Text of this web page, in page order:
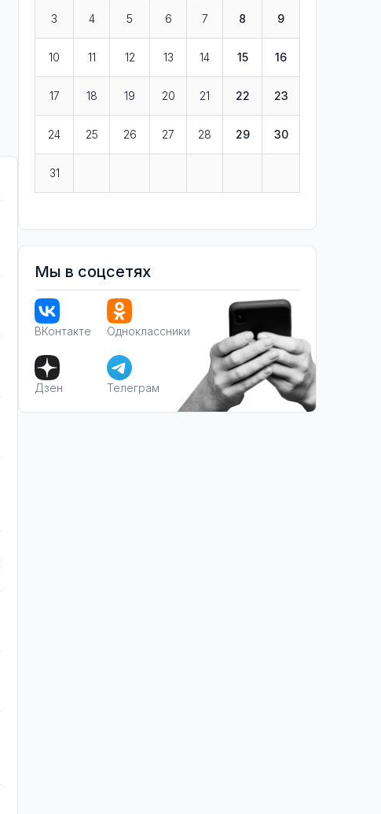
3 4 5 6 7 8 9
10 11 12 13 14 15 16
17 18 19 20 21 22 23
24 25 26 27 28 29 30
31
Мы в соцсетях
ВКонтакте Одноклассники
Дзен Телеграм